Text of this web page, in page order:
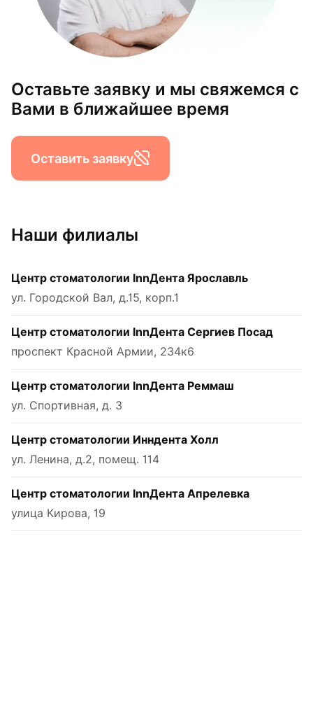
Оставьте заявку и мы свяжемся с
Вами в ближайшее время
Оставить заявку
Наши филиалы
Центр стоматологии InnДента Ярославль
ул. Городской Вал, д.15, корп.1
Центр стоматологии InnДента Сергиев Посад
проспект Красной Армии, 234к6
Центр стоматологии InnДента Реммаш
ул. Спортивная, д. 3
Центр стоматологии Инндента Холл
ул. Ленина, д.2, помещ. 114
Центр стоматологии InnДента Апрелевка
улица Кирова, 19